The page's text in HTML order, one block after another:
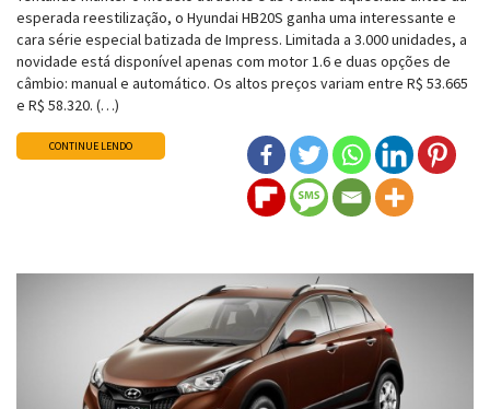
esperada reestilização, o Hyundai HB20S ganha uma interessante e
cara série especial batizada de Impress. Limitada a 3.000 unidades, a
novidade está disponível apenas com motor 1.6 e duas opções de
câmbio: manual e automático. Os altos preços variam entre R$ 53.665
e R$ 58.320. (…)
CONTINUE LENDO